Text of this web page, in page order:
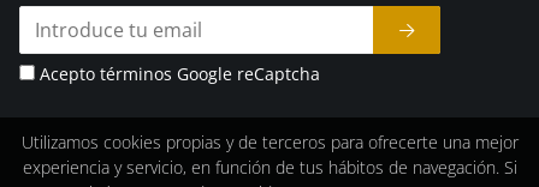
Acepto términos Google reCaptcha
Utilizamos cookies propias y de terceros para ofrecerte una mejor
experiencia y servicio, en función de tus hábitos de navegación. Si